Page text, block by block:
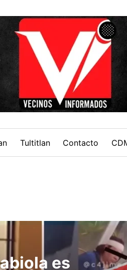
Tultitlan Contacto
es